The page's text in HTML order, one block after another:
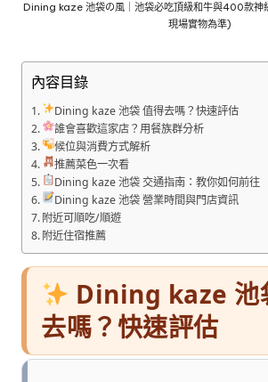
Dining kaze 池袋の風｜池袋必吃頂級和牛與400款神
現場實物為準)
內容目錄
Dining kaze 池袋 值得去嗎？快速評估
誰會喜歡這家店？用餐族群分析
候位與消費方式解析
推薦菜色一次看
Dining kaze 池袋 交通指南：教你如何前往
Dining kaze 池袋 營業時間與門店資訊
附近可順吃/順遊
附近住宿推薦
Dining kaze 池
去嗎？快速評估